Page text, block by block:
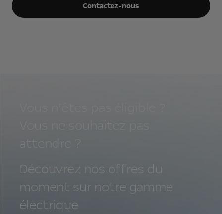
Contactez-nous
Découvrez nos offres du
moment sur notre gamme
électrique